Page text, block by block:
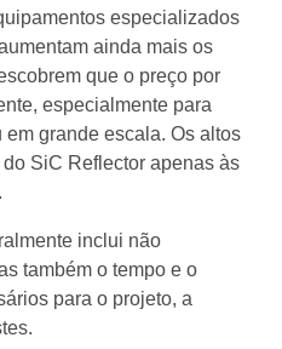
especializados
ainda mais os
que o preço por
especialmente para
grande escala. Os altos
SiC Reflector apenas às
inclui não
também o tempo e o
para o projeto, a